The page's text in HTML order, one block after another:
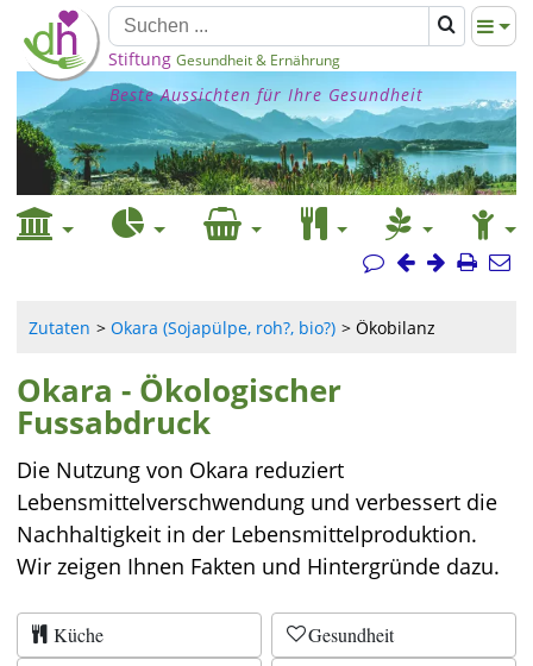
Stiftung Gesundheit & Ernährung
Beste Aussichten für Ihre Gesundheit
Zutaten Okara (Sojapülpe, roh?, bio?) Ökobilanz
Okara - Ökologischer
Fussabdruck
Die Nutzung von Okara reduziert
Lebensmittelverschwendung und verbessert die
Nachhaltigkeit in der Lebensmittelproduktion.
Wir zeigen Ihnen Fakten und Hintergründe dazu.
Küche
Gesundheit